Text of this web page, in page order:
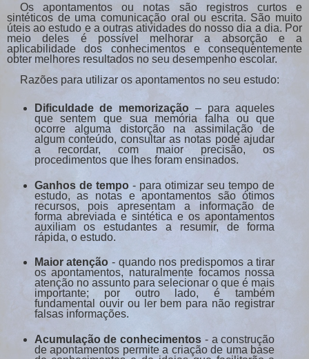
Os apontamentos ou notas são registros curtos e
sintéticos de uma comunicação oral ou escrita. São muito
úteis ao estudo e a outras atividades do nosso dia a dia. Por
meio deles é possível melhorar a absorção e a
aplicabilidade dos conhecimentos e consequentemente
obter melhores resultados no seu desempenho escolar.
Razões para utilizar os apontamentos no seu estudo:
Dificuldade de memorização – para aqueles
que sentem que sua memória falha ou que
ocorre alguma distorção na assimilação de
algum conteúdo, consultar as notas pode ajudar
a recordar, com maior precisão, os
procedimentos que lhes foram ensinados.
Ganhos de tempo- para otimizar seu tempo de
estudo, as notas e apontamentos são ótimos
recursos, pois apresentam a informação de
forma abreviada e sintética e os apontamentos
auxiliam os estudantes a resumir, de forma
rápida, o estudo.
Maior atenção - quando nos predispomos a tirar
os apontamentos, naturalmente focamos nossa
atenção no assunto para selecionar o que é mais
importante; por outro lado, é também
fundamental ouvir ou ler bem para não registrar
falsas informações.
Acumulação de conhecimentos - a construção
de apontamentos permite a criação de uma base